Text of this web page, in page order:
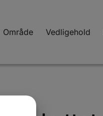
Område Vedligehold